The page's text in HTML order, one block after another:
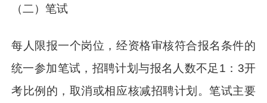
（二）笔试
每人限报一个岗位，经资格审核符合报名条件的
统一参加笔试，招聘计划与报名人数不足1：3开
考比例的，取消或相应核减招聘计划。笔试主要